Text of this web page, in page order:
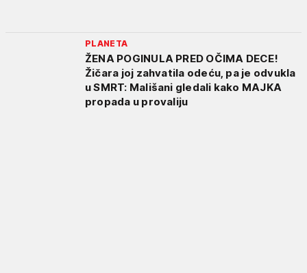
PLANETA
ŽENA POGINULA PRED OČIMA DECE!
Žičara joj zahvatila odeću, pa je odvukla
u SMRT: Mališani gledali kako MAJKA
propada u provaliju